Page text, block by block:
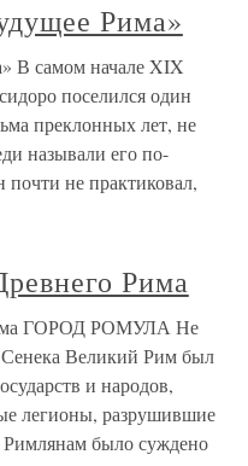
Рима»
В самом начале XIX
поселился один
преклонных лет, не
называли его по-
не практиковал,
Рима
ГОРОД РОМУЛА Не
Сенека Великий Рим был
и народов,
легионы, разрушившие
было суждено